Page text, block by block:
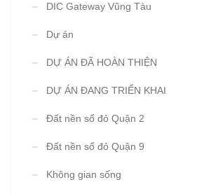
DIC Gateway Vũng Tàu
Dự án
DỰ ÁN ĐÃ HOÀN THIỆN
DỰ ÁN ĐANG TRIỂN KHAI
Đất nền sổ đỏ Quận 2
Đất nền sổ đỏ Quận 9
Không gian sống